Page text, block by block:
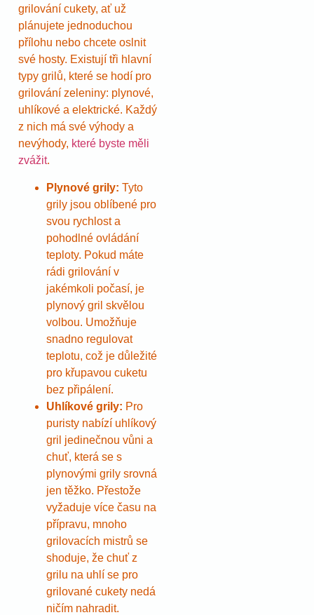
grilování cukety, ať už
plánujete jednoduchou
přílohu nebo chcete oslnit
své hosty. Existují tři hlavní
typy grilů, které se hodí pro
grilování zeleniny: plynové,
uhlíkové a elektrické. Každý
z nich má své výhody a
nevýhody, které byste měli
zvážit.
Plynové grily: Tyto
grily jsou oblíbené pro
svou rychlost a
pohodlné ovládání
teploty. Pokud máte
rádi grilování v
jakémkoli počasí, je
plynový gril skvělou
volbou. Umožňuje
snadno regulovat
teplotu, což je důležité
pro křupavou cuketu
bez připálení.
Uhlíkové grily: Pro
puristy nabízí uhlíkový
gril jedinečnou vůni a
chuť, která se s
plynovými grily srovná
jen těžko. Přestože
vyžaduje více času na
přípravu, mnoho
grilovacích mistrů se
shoduje, že chuť z
grilu na uhlí se pro
grilované cukety nedá
ničím nahradit.